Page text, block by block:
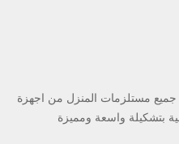
جميع مستلزمات المنزل من اجهزة
بتشكيلة واسعة ومميزة